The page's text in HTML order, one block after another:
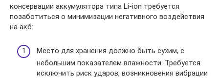
консервации аккумулятора типа Li-ion требуется
позаботиться о минимизации негативного воздействия
на акб:
Место для хранения должно быть сухим, с
небольшим показателем влажности. Требуется
исключить риск ударов, возникновения вибрации